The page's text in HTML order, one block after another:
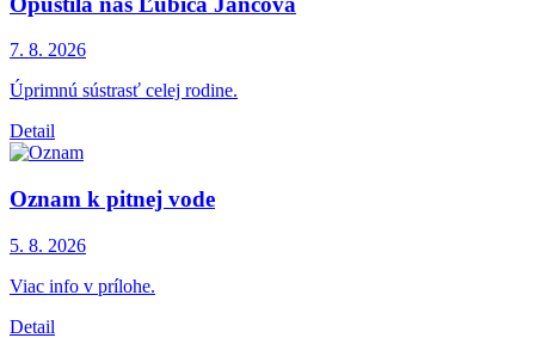
7. 8. 2026
Úprimnú sústrasť celej rodine.
Detail
Oznam k pitnej vode
5. 8. 2026
Viac info v prílohe.
Detail